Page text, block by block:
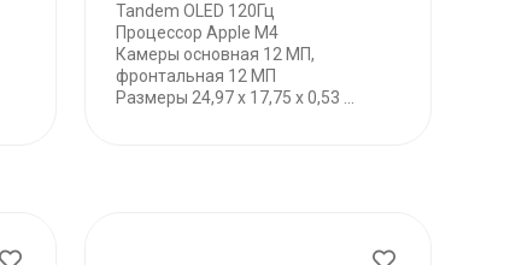
Tandem OLED 120Гц
Процессор Apple M4
Камеры основная 12 МП,
фронтальная 12 МП
Размеры 24,97 x 17,75 x 0,53 ...